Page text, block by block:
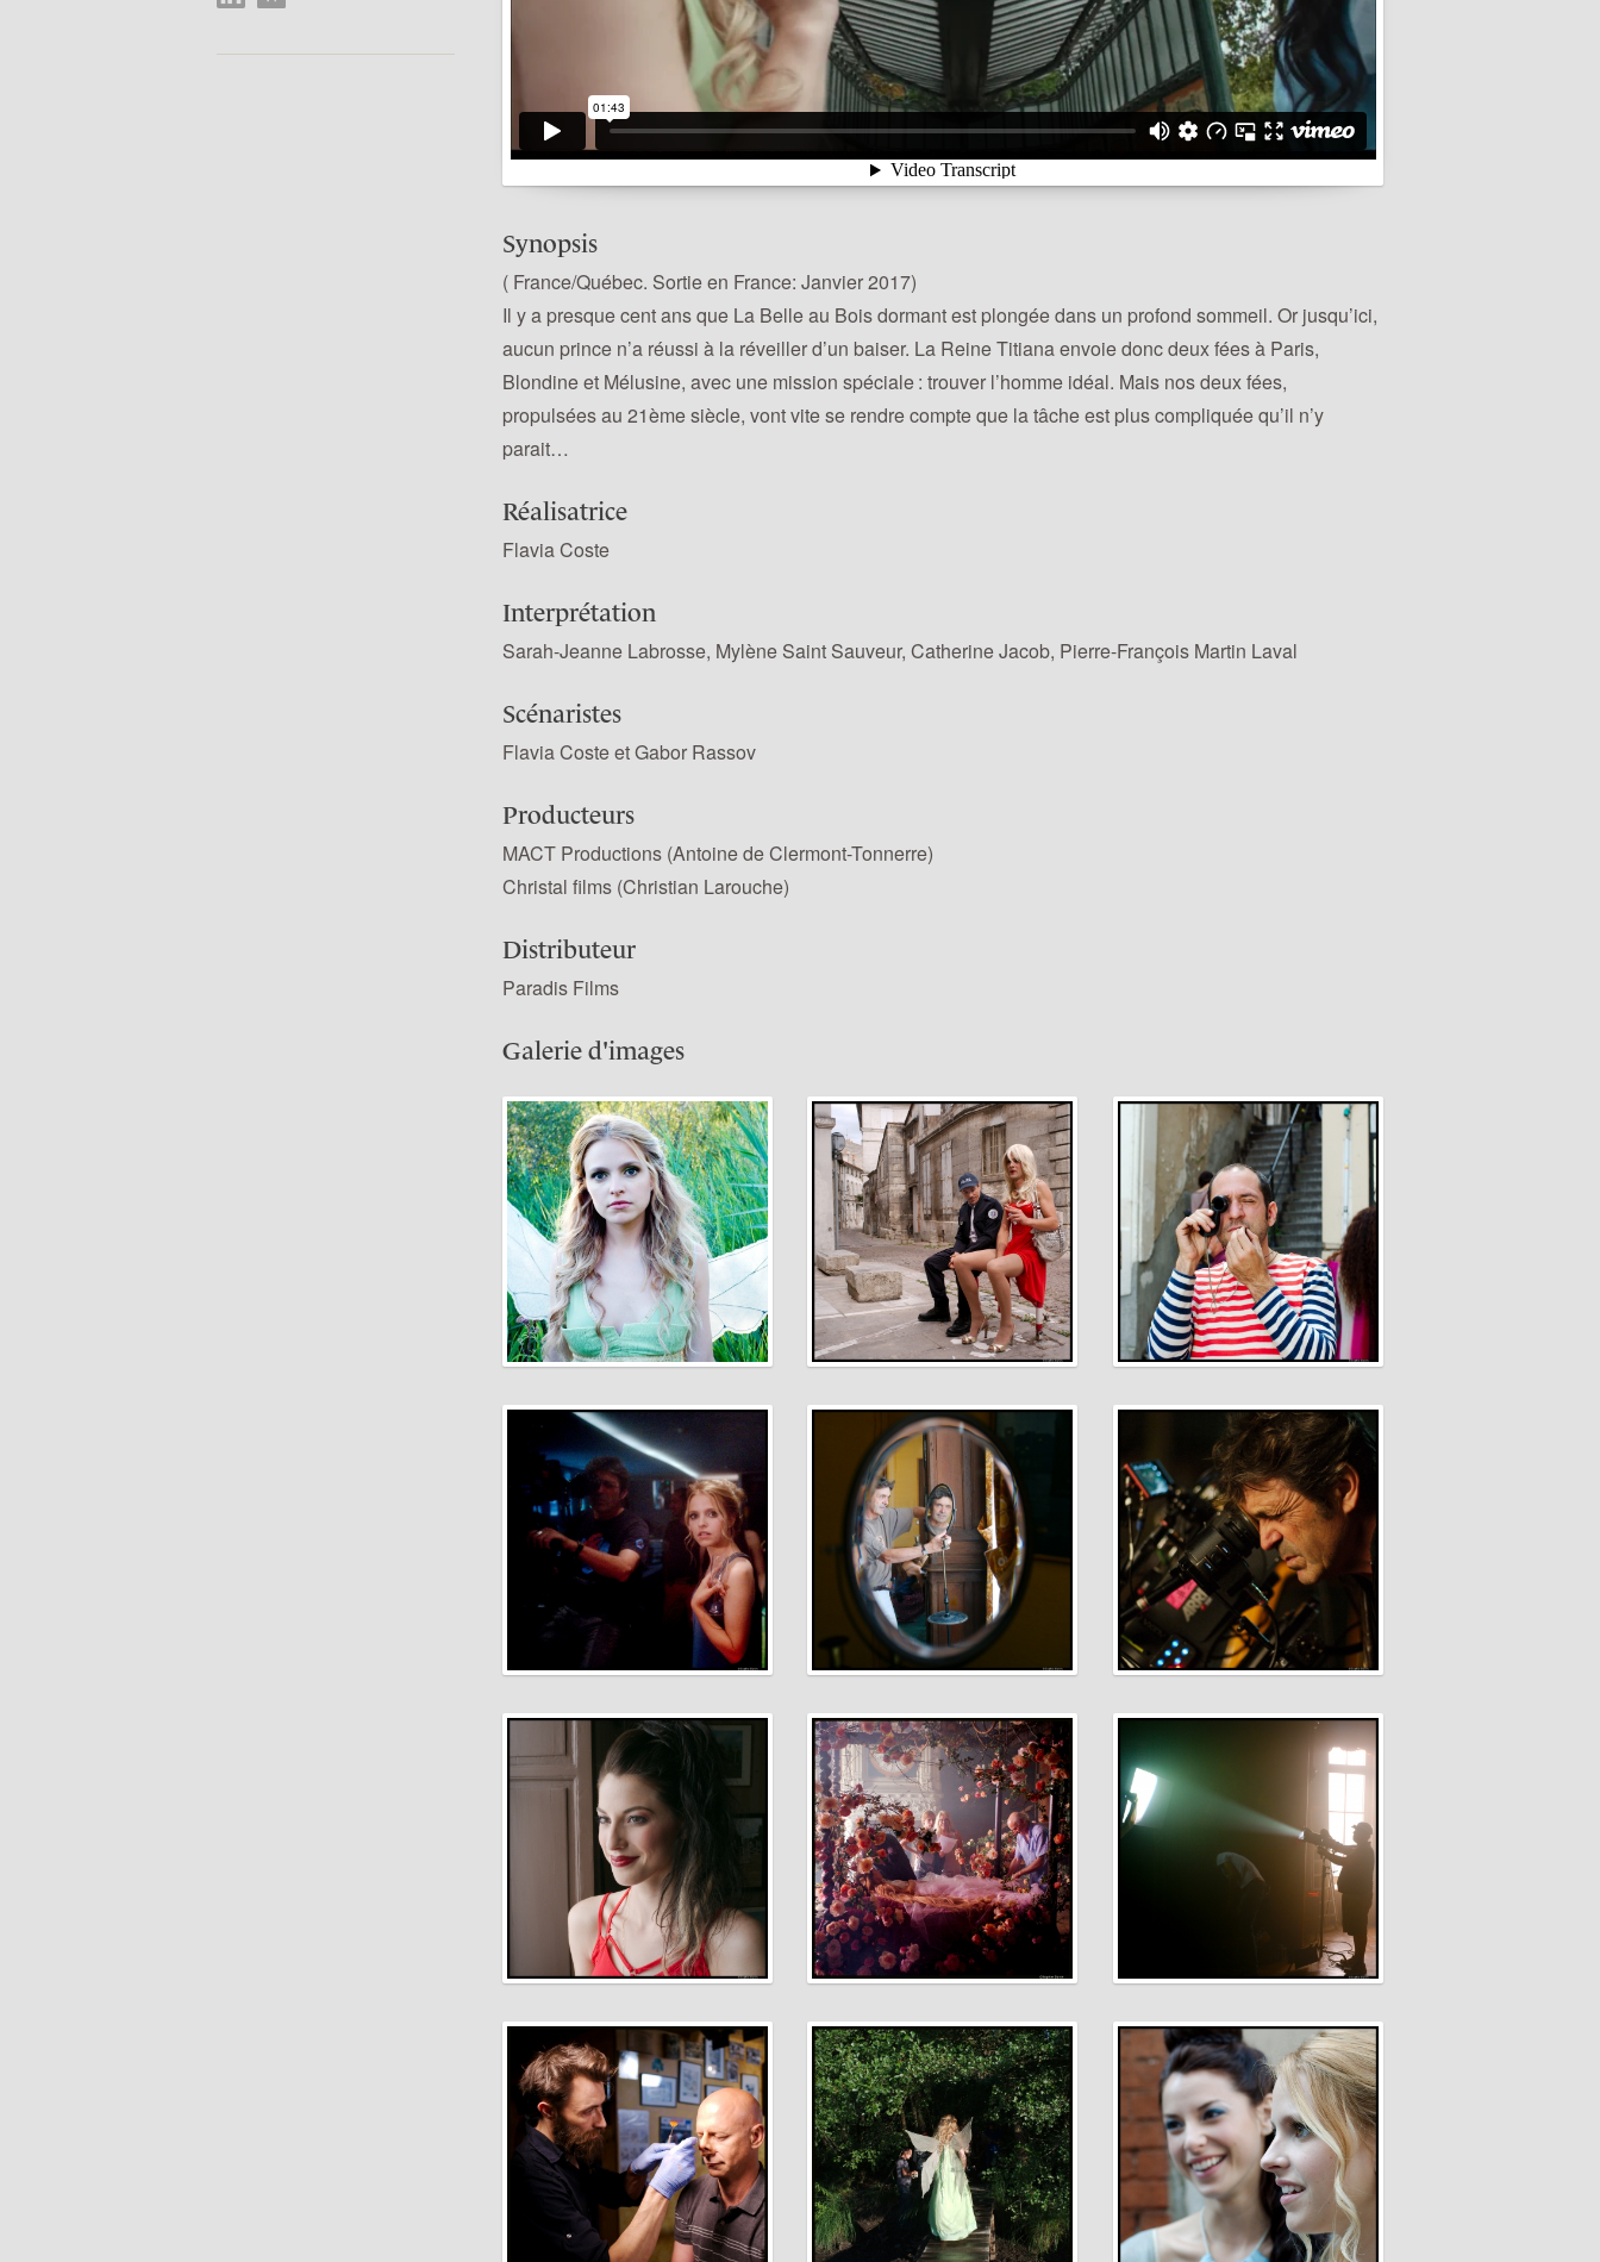
Synopsis
( France/Québec. Sortie en France: Janvier 2017)
Il y a presque cent ans que La Belle au Bois dormant est plongée dans un profond sommeil. Or jusqu’ici,
aucun prince n’a réussi à la réveiller d’un baiser. La Reine Titiana envoie donc deux fées à Paris,
Blondine et Mélusine, avec une mission spéciale : trouver l’homme idéal. Mais nos deux fées,
propulsées au 21ème siècle, vont vite se rendre compte que la tâche est plus compliquée qu’il n’y
parait…
Réalisatrice
Flavia Coste
Interprétation
Sarah-Jeanne Labrosse, Mylène Saint Sauveur, Catherine Jacob, Pierre-François Martin Laval
Scénaristes
Flavia Coste et Gabor Rassov
Producteurs
MACT Productions (Antoine de Clermont-Tonnerre)
Christal films (Christian Larouche)
Distributeur
Paradis Films
Galerie d'images